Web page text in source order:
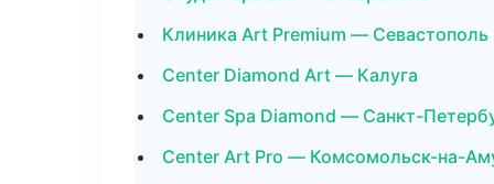
Клиника Art Premium — Севастополь
Center Diamond Art — Калуга
Center Spa Diamond — Санкт-
Center Art Pro — Комсомольск-на-